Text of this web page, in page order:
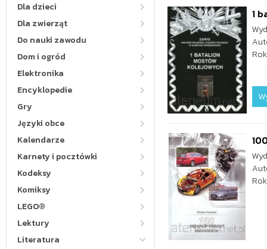
Dla dzieci
Dla zwierząt
Do nauki zawodu
Dom i ogród
Elektronika
Encyklopedie
Gry
Języki obce
Kalendarze
Karnety i pocztówki
Kodeksy
Komiksy
LEGO®
Lektury
Literatura
1